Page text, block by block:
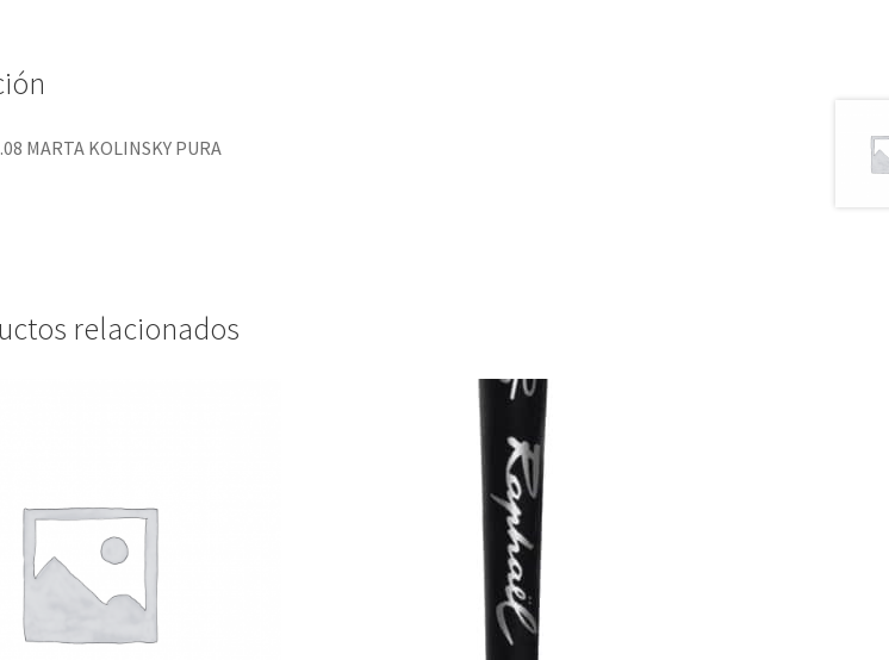
MARTA KOLINSKY PURA
relacionados